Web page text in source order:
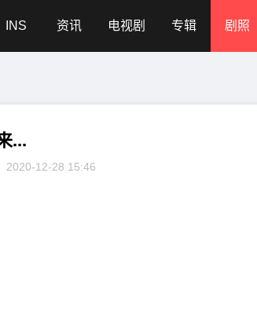
INS 资讯 电视剧 专辑 剧照
...
2020-12-28 15:46